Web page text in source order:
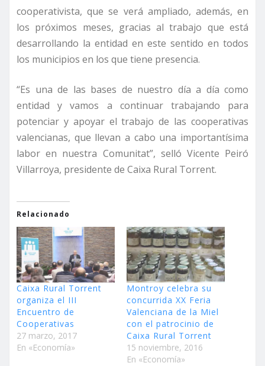
cooperativista, que se verá ampliado, además, en
los próximos meses, gracias al trabajo que está
desarrollando la entidad en este sentido en todos
los municipios en los que tiene presencia.
“Es una de las bases de nuestro día a día como
entidad y vamos a continuar trabajando para
potenciar y apoyar el trabajo de las cooperativas
valencianas, que llevan a cabo una importantísima
labor en nuestra Comunitat”, selló Vicente Peiró
Villarroya, presidente de Caixa Rural Torrent.
Relacionado
Caixa Rural Torrent
organiza el III
Encuentro de
Cooperativas
27 marzo, 2017
En «Economía»
Montroy celebra su
concurrida XX Feria
Valenciana de la Miel
con el patrocinio de
Caixa Rural Torrent
15 noviembre, 2016
En «Economía»